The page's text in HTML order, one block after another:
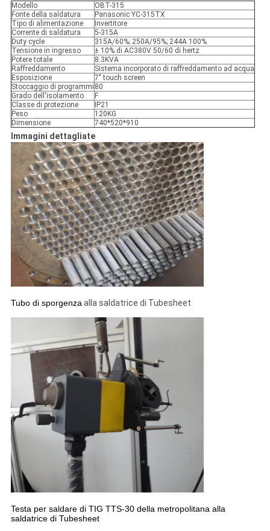
Modello
OBT-315
Fonte della saldatura
Panasonic YC-315TX
Tipo di alimentazione
Invertitore
Corrente di saldatura
5-315A
Duty cycle
315A/60%; 250A/95%; 244A 100%
Tensione in ingresso
± 10% di AC380V 50/60 di hertz
Potere totale
8.3KVA
Raffreddamento
Sistema incorporato di raffreddamento ad acqua
Esposizione
7" touch screen
Stoccaggio di programmi 80
Grado dell'isolamento
F
Classe di protezione
IP21
Peso
120KG
Dimensione
740*520*910
Immagini dettagliate
Tubo di sporgenzaalla saldatrice di Tubesheet
Testa per saldare di TIG TTS-30 della metropolitana alla
saldatrice di Tubesheet